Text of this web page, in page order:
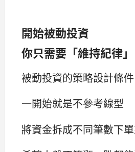
開始被動投資
你只需要「維持紀律」
被動投資的策略設計條件
一開始就是不參考線型
將資金拆成不同筆數下